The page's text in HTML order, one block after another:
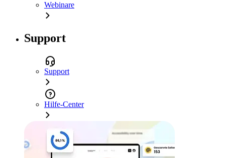
Webinare
Support
Support
Hilfe-Center